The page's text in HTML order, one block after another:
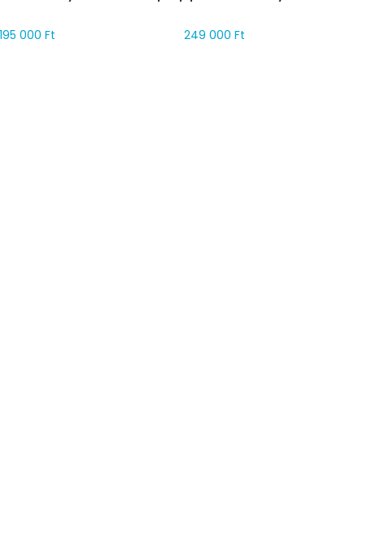
195 000 Ft 249 000Ft